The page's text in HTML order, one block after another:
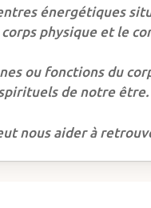
énergétiques
physique et le
ou fonctions du
de notre être.
nous aider à